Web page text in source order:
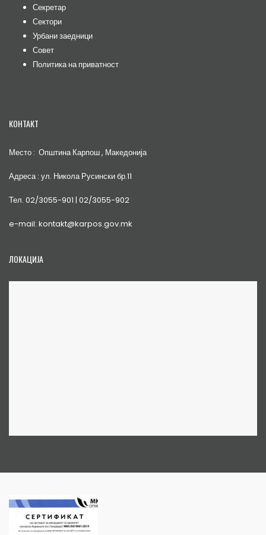
Секретар
Сектори
Урбани заедници
Совет
Политика на приватност
КОНТАКТ
Место : Општина Карпош , Македонија
Адреса : ул. Никола Русински бр.11
Тел. 02/3055-901 | 02/3055-902
e-mail: kontakt@karpos.gov.mk
ЛОКАЦИЈА